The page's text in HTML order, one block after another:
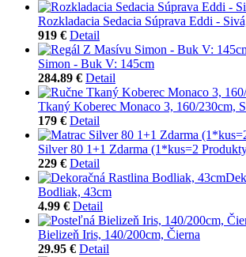
Rozkladacia Sedacia Súprava Eddi -
919 € Detail
Simon - Buk V: 145cm
284.89 € Detail
Tkaný Koberec Monaco 3, 160/230cm,
179 € Detail
Silver 80 1+1 Zdarma (1*kus=2
229 € Detail
Bodliak, 43cm
4.99 € Detail
Bielizeň Iris, 140/200cm, Čierna
29.95 € Detail